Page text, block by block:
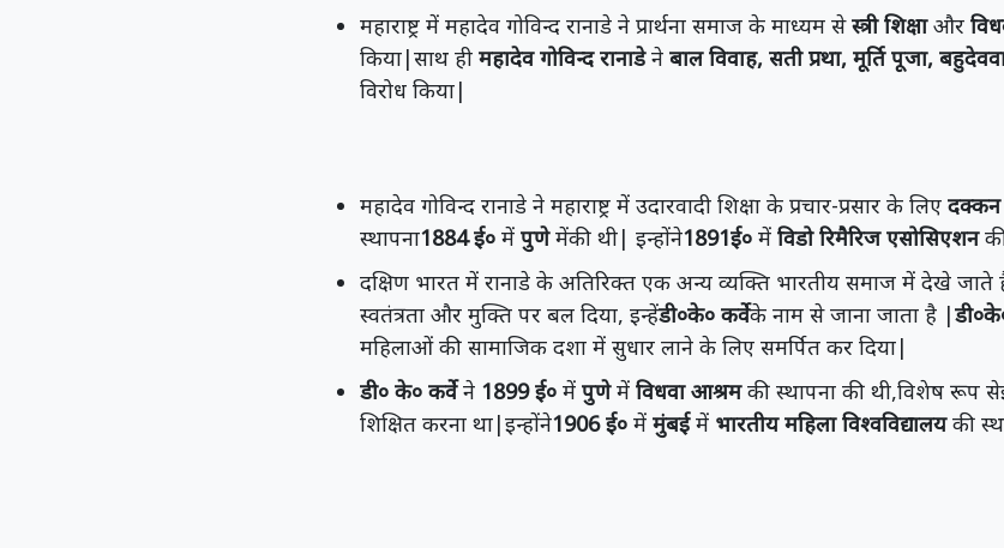
महाराष्ट्र में महादेव गोविन्द रानाडे ने प्रार्थना समाज के माध्यम सेस्त्री शिक्षाऔर
किया|साथ ही महादेव गोविन्द रानाडेने बाल विवाह, सती प्रथा, मूर्ति पूजा,
विरोध किया|
महादेव गोविन्द रानाडे ने महाराष्ट्र में उदारवादी शिक्षा के प्रचार-प्रसार के लिए दक्कन
स्थापना1884 ई० में पुणेमेंकी थी| इन्होंने1891ई० में विडो रिमैरिज एसोसिएशन
दक्षिण भारत में रानाडे के अतिरिक्त एक अन्य व्यक्ति भारतीय समाज में देखे जाते
स्वतंत्रता और मुक्ति पर बल दिया, इन्हेंडी०के० कर्वेके नाम से जाना जाता है |
महिलाओं की सामाजिक दशा में सुधार लाने के लिए समर्पित कर दिया|
डी० के० कर्वेने 1899 ई० में पुणेमें विधवा आश्रमकी स्थापना की थी,विशेष रूप
शिक्षित करना था|इन्होंने1906 ई० में मुंबईमें भारतीय महिला विश्वविद्यालयकी